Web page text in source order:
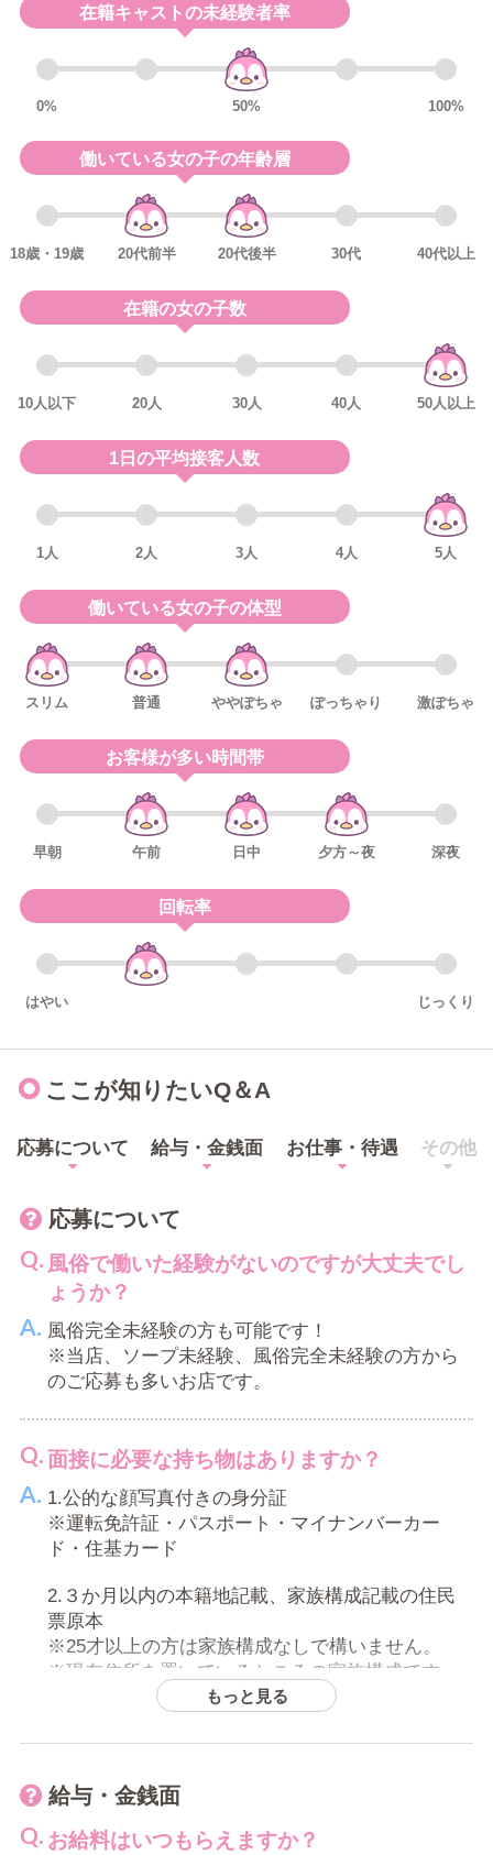
在籍キャストの未経験者率
0% 50% 100%
働いている女の子の年齢層
18歳・19歳 20代前半 20代後半 30代 40代以上
在籍の女の子数
10人以下 20人 30人 40人 50人以上
1日の平均接客人数
1人 2人 3人 4人 5人
働いている女の子の体型
スリム 普通 ややぽちゃ ぽっちゃり 激ぽちゃ
お客様が多い時間帯
早朝 午前 日中 夕方～夜 深夜
回転率
はやい じっくり
ここが知りたいQ＆A
応募について 給与・金銭面 お仕事・待遇 その他
応募について
風俗で働いた経験がないのですが大丈夫でし
ょうか？
風俗完全未経験の方も可能です！
※当店、ソープ未経験、風俗完全未経験の方から
のご応募も多いお店です。
面接に必要な持ち物はありますか？
1.公的な顔写真付きの身分証
※運転免許証・パスポート・マイナンバーカー
ド・住基カード
2.３か月以内の本籍地記載、家族構成記載の住民
票原本
※25才以上の方は家族構成なしで構いません。
※現在住所を置いているところの家族構成です。
面接でお話を聞いてから考えてもいいです
か？
面接方法も【店舗面接】・【LINE面接】・【写メ
もっと見る
給与・金銭面
お給料はいつもらえますか？